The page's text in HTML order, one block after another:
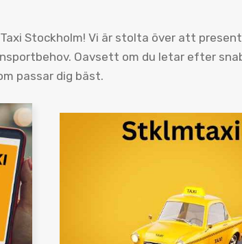
Stockholm! Vi är stolta över att
Oavsett om du letar efter
passar dig bäst.